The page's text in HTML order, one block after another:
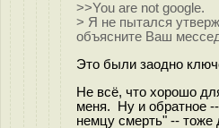
>>You are not google.
> Я не пытался
объясните Ваш
Это были заодно
Не всё, что хорошо
меня. Ну и обратное
немцу смерть" -- тоже